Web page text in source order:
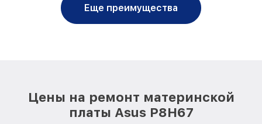
Еще преимущества
Цены на ремонт материнской
платы Asus P8H67